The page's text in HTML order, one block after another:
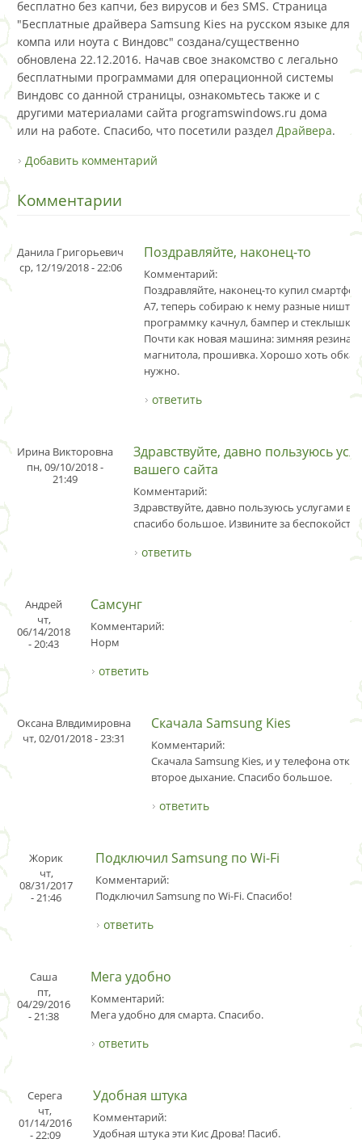
бесплатно без капчи, без вирусов и без SMS. Страница
"Бесплатные драйвера Samsung Kies на русском языке для
компа или ноута с Виндовс" создана/существенно
обновлена 22.12.2016. Начав свое знакомство с легально
бесплатными программами для операционной системы
Виндовс со данной страницы, ознакомьтесь также и с
другими материалами сайта programswindows.ru дома
или на работе. Спасибо, что посетили раздел Драйвера.
Добавить комментарий
Комментарии
Данила Григорьевич
ср, 12/19/2018 - 22:06
Поздравляйте, наконец-то
Комментарий:
Поздравляйте, наконец-то купил
А7, теперь собираю к нему разные
программку качнул, бампер и стеклышко
Почти как новая машина: зимняя резина,
магнитола, прошивка. Хорошо хоть
нужно.
ответить
Ирина Викторовна
пн, 09/10/2018 -
21:49
Здравствуйте, давно пользуюсь
вашего сайта
Комментарий:
Здравствуйте, давно пользуюсь услугами
спасибо большое. Извините за
ответить
Андрей
чт,
06/14/2018
- 20:43
Самсунг
Комментарий:
Норм
ответить
Оксана Влвдимировна
чт, 02/01/2018 - 23:31
Скачала Samsung Kies
Комментарий:
Скачала Samsung Kies, и у телефона
второе дыхание. Спасибо большое.
ответить
Жорик
чт,
08/31/2017
- 21:46
Подключил Samsung по Wi-Fi
Комментарий:
Подключил Samsung по Wi-Fi. Спасибо!
ответить
Саша
пт,
04/29/2016
- 21:38
Мега удобно
Комментарий:
Мега удобно для смарта. Спасибо.
ответить
Серега
чт,
01/14/2016
- 22:09
Удобная штука
Комментарий:
Удобная штука эти Кис Дрова! Пасиб.